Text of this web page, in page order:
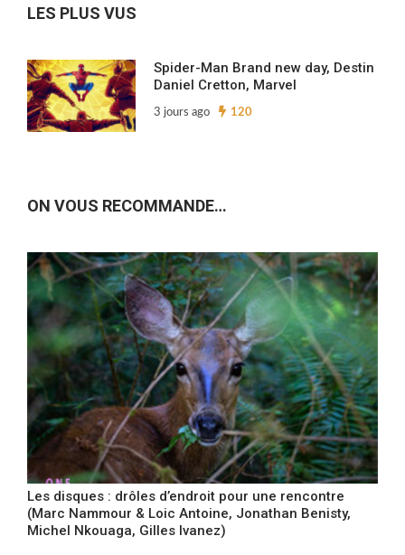
LES PLUS VUS
Spider-Man Brand new day, Destin
Daniel Cretton, Marvel
3 jours ago 120
ON VOUS RECOMMANDE…
Les disques : drôles d’endroit pour une rencontre
(Marc Nammour & Loic Antoine, Jonathan Benisty,
Michel Nkouaga, Gilles Ivanez)